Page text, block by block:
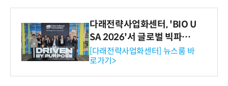
다래전략사업화센터, 'BIO U
SA 2026'서 글로벌 빅파마
와의 비즈니스 미팅 지원…K
-바이오 해외 진출 교두보 확
보
[다래전략사업화센터] 뉴스룸 바
로가기>